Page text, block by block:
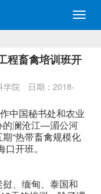
切
换
程畜禽培训班开
学院
日期：2018-
国秘书处和农业
的澜沧江—湄公河
“热带畜禽规模化
开班。
、缅甸、泰国和